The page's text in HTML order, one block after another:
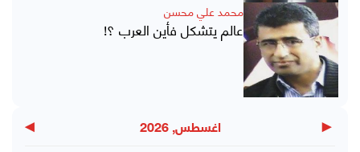
محمد علي محسن
عالم يتشكل فأين العرب ؟!
◀ اغسطس, 2026 ▶